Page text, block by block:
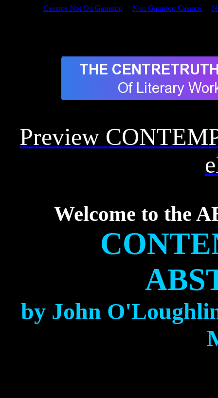
Casinos Not On Gamstop Non Gamstop Casinos
Preview
Welcome to the
by John